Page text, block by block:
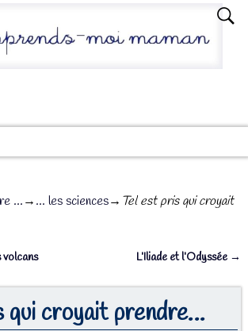
...→... les sciences→ Tel est pris qui croyait
volcans L’Iliade et l’Odyssée →
qui croyait prendre…